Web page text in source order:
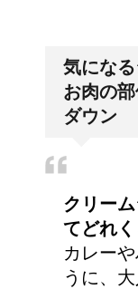
気にな
お肉の
ダウン
クリー
てどれく
カレー
うに、